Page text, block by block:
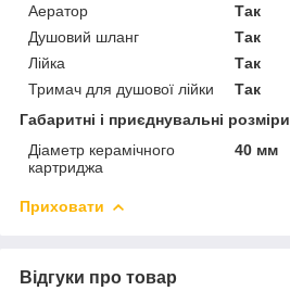
Аератор
Так
Душовий шланг
Так
Лійка
Так
Тримач для душової лійки
Так
Габаритні і приєднувальні розміри
Діаметр керамічного
картриджа
40 мм
Приховати
Відгуки про товар